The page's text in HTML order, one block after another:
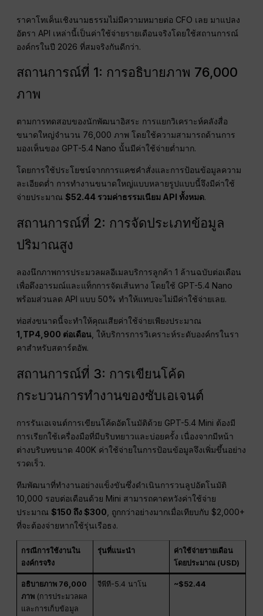
ราคาโทเค็นเชิงนามธรรมไม่มีความหมายต่อ CFO เลย มาแปลง
อัตรา API เหล่านี้เป็นค่าใช้จ่ายรายเดือนจริงโดยใช้สถานการณ์
องค์กรในปี 2026 ที่สมจริงกันดีกว่า.
สถานการณ์ที่ 1: การอธิบายภาพ 76,000
ภาพ
ตามการทดสอบของนักพัฒนาอิสระ การแยกวิเคราะห์คลังสื่อ
ขนาดใหญ่จำนวน 76,000 ภาพ โดยใช้ความสามารถด้านการ
มองเห็นของ GPT-5.4 Nano นั้นมีค่าใช้จ่ายต่ำมาก.
โดยการใช้ประโยชน์จากการแคชคำสั่งและการป้อนข้อมูลความ
ละเอียดต่ำ การทำงานขนาดใหญ่แบบหลายรูปแบบนี้จึงมีค่าใช้
จ่ายประมาณ$52.44 รวมค่าธรรมเนียม API ทั้งหมด.
สถานการณ์ที่ 2: การจัดประเภทข้อมูล
ปริมาณสูง
ลองนึกภาพการประมวลผลอีเมลบริการลูกค้า 1 ล้านฉบับต่อเดือน
เพื่อดึงอารมณ์และแท็กการจัดเส้นทาง โดยใช้ GPT-5.4 Nano
พร้อมส่วนลด API แบบ 50% ทำให้แทบจะไม่มีค่าใช้จ่ายเลย.
ท่อส่งขนาดนี้จะทำให้คุณเสียค่าใช้จ่ายเพียงประมาณ
1,TP4,900 ต่อเดือน , ให้บริการการวิเคราะห์ระดับองค์กรในรา
คาสำหรับสตาร์ตอัพ.
สถานการณ์ที่ 3: การเขียนโค้ด
กระบวนการทำงานของซับเอเจนต์
การรันเอเจนต์การเขียนโค้ดอัตโนมัติด้วย GPT-5.4 Mini ต้องมี
การเรียกใช้เครื่องมือที่มีบริบทยาวและบ่อยครั้ง เนื่องจากมีหน้า
ต่างบริบทขนาด 400K ค่าใช้จ่ายในการป้อนข้อมูลจึงเพิ่มขึ้นอย่าง
รวดเร็ว.
ทีมพัฒนาที่ทำงานอย่างแข็งขันซึ่งดำเนินการวนลูปอัตโนมัติ
10,000 รอบต่อเดือนด้วย Mini สามารถคาดหวังค่าใช้จ่าย
ประมาณ$150 ถึง $300 , ถูกกว่าอย่างมากเมื่อเทียบกับ $2,000+
ที่จะต้องจ่ายหากใช้รุ่นเรือธง.
กรณีการใช้งานใน
องค์กรจริง
รุ่นที่แนะนำ
ค่าใช้จ่ายรายเดือน
โดยประมาณ (USD)
อธิบายภาพ 76,000
ภาพ(การประมวลผล
และการเก็บข้อมูล
จีพีที-5.4 นาโน ~$52.44